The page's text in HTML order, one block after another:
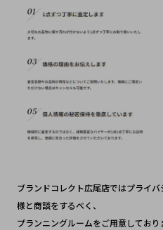
ブランドコレクト広尾店ではプライ
様と商談をするべく、
プランニングルームをご用意してお